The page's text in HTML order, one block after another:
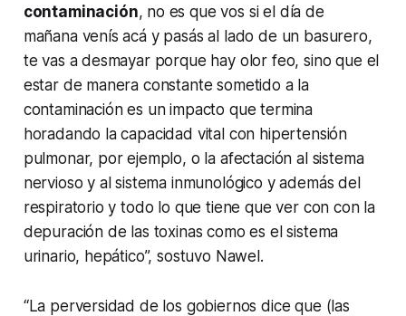
contaminación, no es que vos si el día de
mañana venís acá y pasás al lado de un basurero,
te vas a desmayar porque hay olor feo, sino que el
estar de manera constante sometido a la
contaminación es un impacto que termina
horadando la capacidad vital con hipertensión
pulmonar, por ejemplo, o la afectación al sistema
nervioso y al sistema inmunológico y además del
respiratorio y todo lo que tiene que ver con con la
depuración de las toxinas como es el sistema
urinario, hepático”, sostuvo Nawel.
“La perversidad de los gobiernos dice que (las